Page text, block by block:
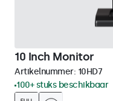
10 Inch Monitor
Artikelnummer: 10HD7
100+ stuks beschikbaar